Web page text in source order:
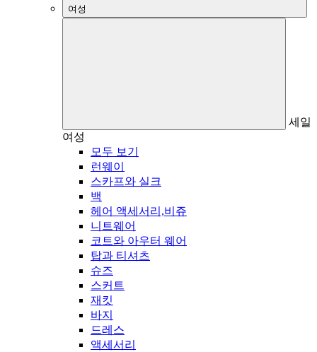
여성
세일
여성
모두 보기
런웨이
스카프와 실크
백
헤어 액세서리,비쥬
니트웨어
코트와 아우터 웨어
탑과 티셔츠
슈즈
스커트
재킷
바지
드레스
액세서리